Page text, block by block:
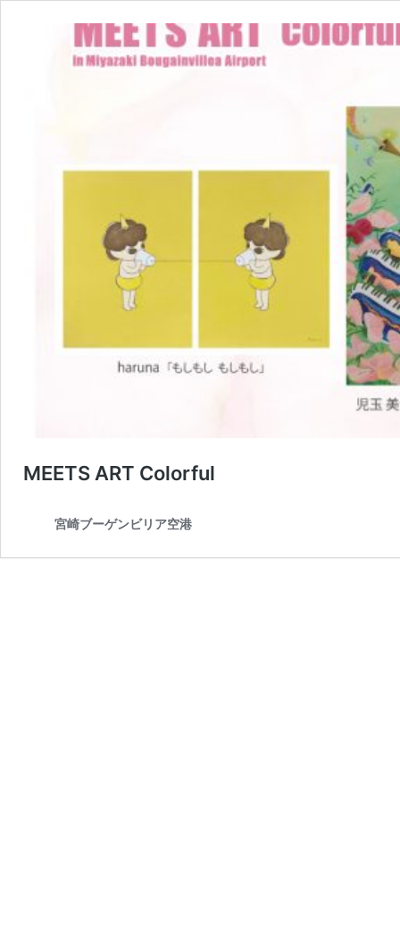
MEETS ART Colorful
宮崎ブーゲンビリア空港